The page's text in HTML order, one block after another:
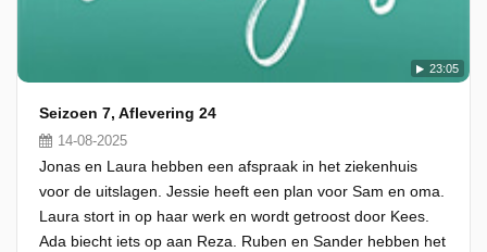
23:05
Seizoen 7, Aflevering 24
14-08-2025
Jonas en Laura hebben een afspraak in het ziekenhuis
voor de uitslagen. Jessie heeft een plan voor Sam en oma.
Laura stort in op haar werk en wordt getroost door Kees.
Ada biecht iets op aan Reza. Ruben en Sander hebben het